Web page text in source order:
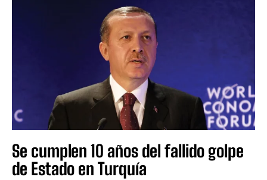
Se cumplen 10 años del fallido golpe
de Estado en Turquía